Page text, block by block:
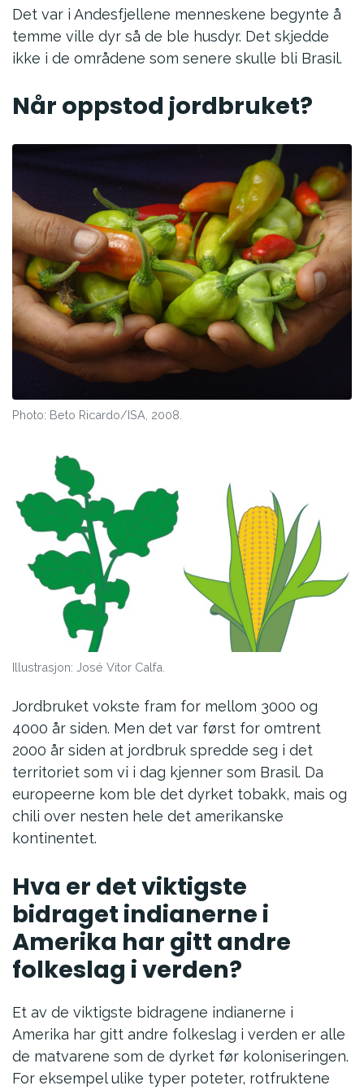
Det var i Andesfjellene menneskene begynte å
temme ville dyr så de ble husdyr. Det skjedde
ikke i de områdene som senere skulle bli Brasil.
Når oppstod jordbruket?
Photo: Beto Ricardo/ISA, 2008.
Illustrasjon: José Vitor Calfa.
Jordbruket vokste fram for mellom 3000 og
4000 år siden. Men det var først for omtrent
2000 år siden at jordbruk spredde seg i det
territoriet som vi i dag kjenner som Brasil. Da
europeerne kom ble det dyrket tobakk, mais og
chili over nesten hele det amerikanske
kontinentet.
Hva er det viktigste
bidraget indianerne i
Amerika har gitt andre
folkeslag i verden?
Et av de viktigste bidragene indianerne i
Amerika har gitt andre folkeslag i verden er alle
de matvarene som de dyrket før koloniseringen.
For eksempel ulike typer poteter, rotfruktene